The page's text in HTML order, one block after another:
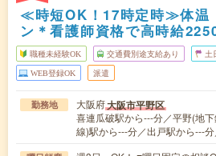
≪時短OK！17時定時≫体温
ン＊看護師資格で高時給
職種未経験OK 交通費別途支給あり 土
WEB登録OK 派遣
勤務地 大阪府大阪市平野区
喜連瓜破駅から---分／平野(地
線)駅から---分／出戸駅から---